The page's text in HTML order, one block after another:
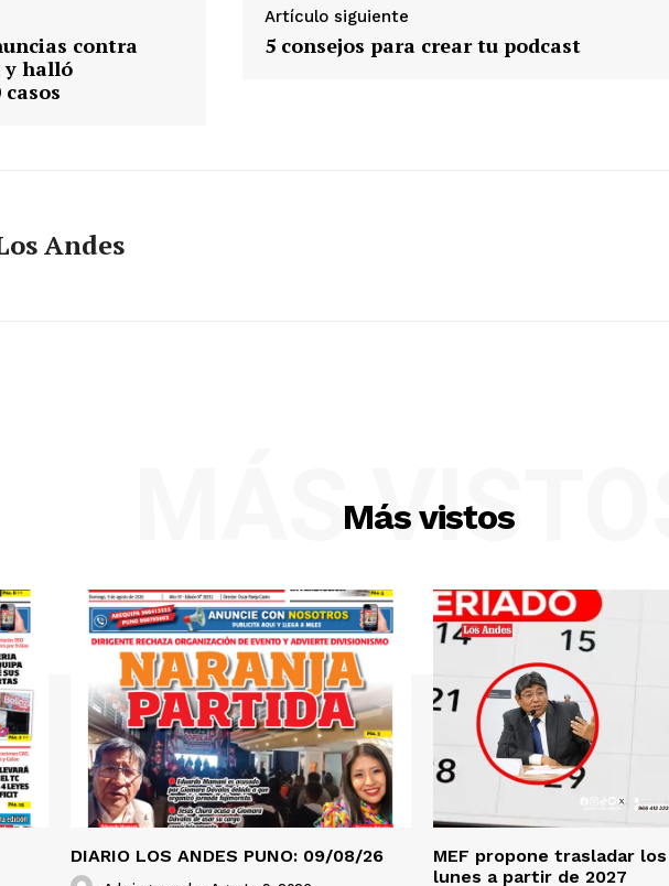
contra
y halló
Artículo siguiente
5 consejos para crear tu podcast
Andes
Más vistos
MÁS
DIARIO LOS ANDES PUNO: 09/08/26
MEF propone trasladar
lunes a partir de 2027